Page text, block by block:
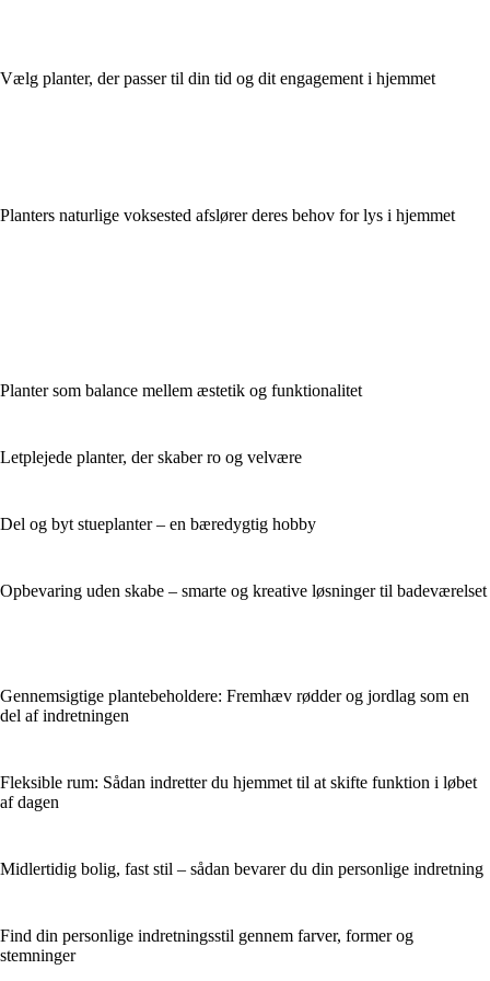
Vælg planter, der passer til din tid og dit engagement i hjemmet
Planters naturlige voksested afslører deres behov for lys i hjemmet
Planter som balance mellem æstetik og funktionalitet
Letplejede planter, der skaber ro og velvære
Del og byt stueplanter – en bæredygtig hobby
Opbevaring uden skabe – smarte og kreative løsninger til badeværelset
Gennemsigtige plantebeholdere: Fremhæv rødder og jordlag som en
del af indretningen
Fleksible rum: Sådan indretter du hjemmet til at skifte funktion i løbet
af dagen
Midlertidig bolig, fast stil – sådan bevarer du din personlige indretning
Find din personlige indretningsstil gennem farver, former og
stemninger